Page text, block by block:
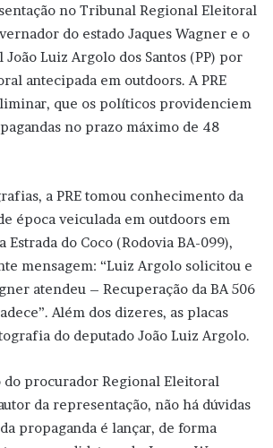
no Tribunal Regional Eleitoral
do estado Jaques Wagner e o
João Luiz Argolo dos Santos (PP) por
antecipada em outdoors. A PRE
que os políticos providenciem
no prazo máximo de 48
a PRE tomou conhecimento da
época veiculada em outdoors em
Estrada do Coco (Rodovia BA-099),
mensagem: “Luiz Argolo solicitou e
atendeu – Recuperação da BA 506
Além dos dizeres, as placas
do deputado João Luiz Argolo.
procurador Regional Eleitoral
da representação, não há dúvidas
propaganda é lançar, de forma